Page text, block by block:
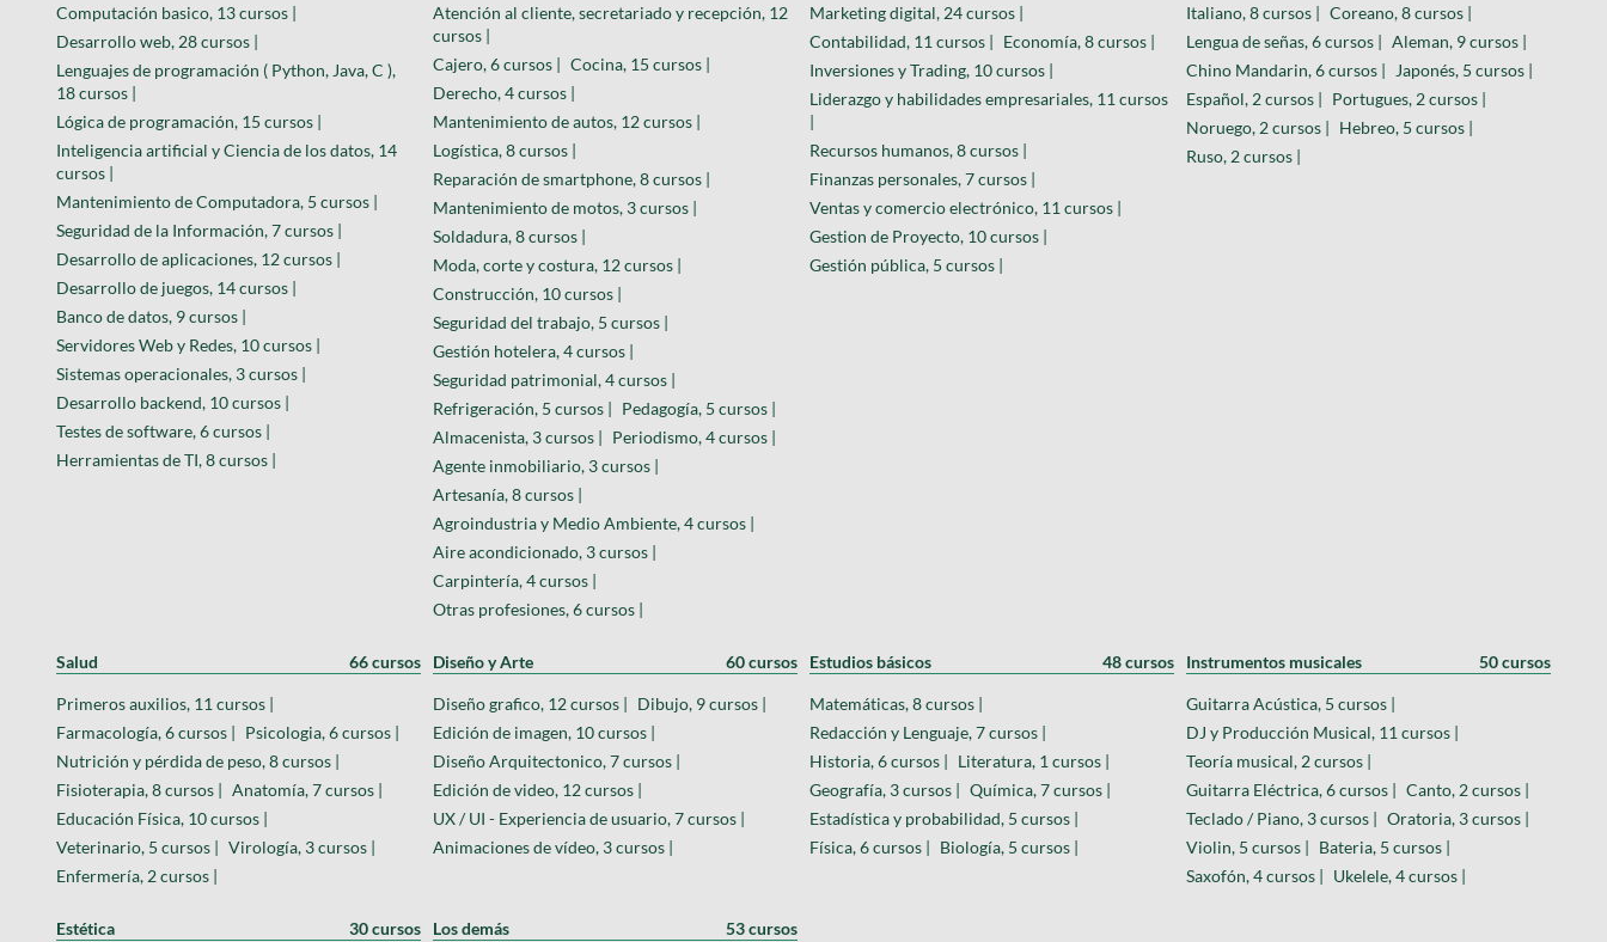
Computación basico, 13 cursos |
Desarrollo web, 28 cursos |
Lenguajes de programación ( Python, Java, C ),
18 cursos |
Lógica de programación, 15 cursos |
Inteligencia artificial y Ciencia de los datos, 14
cursos |
Mantenimiento de Computadora, 5 cursos |
Seguridad de la Información, 7 cursos |
Desarrollo de aplicaciones, 12 cursos |
Desarrollo de juegos, 14 cursos |
Banco de datos, 9 cursos |
Servidores Web y Redes, 10 cursos |
Sistemas operacionales, 3 cursos |
Desarrollo backend, 10 cursos |
Testes de software, 6 cursos |
Herramientas de TI, 8 cursos |
Atención al cliente, secretariado y recepción, 12
cursos |
Cajero, 6 cursos | Cocina, 15 cursos |
Derecho, 4 cursos |
Mantenimiento de autos, 12 cursos |
Logística, 8 cursos |
Reparación de smartphone, 8 cursos |
Mantenimiento de motos, 3 cursos |
Soldadura, 8 cursos |
Moda, corte y costura, 12 cursos |
Construcción, 10 cursos |
Seguridad del trabajo, 5 cursos |
Gestión hotelera, 4 cursos |
Seguridad patrimonial, 4 cursos |
Refrigeración, 5 cursos | Pedagogía, 5 cursos |
Almacenista, 3 cursos | Periodismo, 4 cursos |
Agente inmobiliario, 3 cursos |
Artesanía, 8 cursos |
Agroindustria y Medio Ambiente, 4 cursos |
Aire acondicionado, 3 cursos |
Carpintería, 4 cursos |
Otras profesiones, 6 cursos |
Marketing digital, 24 cursos |
Contabilidad, 11 cursos | Economía, 8 cursos |
Inversiones y Trading, 10 cursos |
Liderazgo y habilidades empresariales, 11 cursos
|
Recursos humanos, 8 cursos |
Finanzas personales, 7 cursos |
Ventas y comercio electrónico, 11 cursos |
Gestion de Proyecto, 10 cursos |
Gestión pública, 5 cursos |
Italiano, 8 cursos | Coreano, 8 cursos |
Lengua de señas, 6 cursos | Aleman, 9 cursos |
Chino Mandarin, 6 cursos |
Japonés, 5 cursos |
Español, 2 cursos | Portugues, 2 cursos |
Noruego, 2 cursos | Hebreo, 5 cursos |
Ruso, 2 cursos |
Salud 66 cursos
Primeros auxilios, 11 cursos |
Farmacología, 6 cursos | Psicologia, 6 cursos |
Nutrición y pérdida de peso, 8 cursos |
Fisioterapia, 8 cursos | Anatomía, 7 cursos |
Educación Física, 10 cursos |
Veterinario, 5 cursos | Virología, 3 cursos |
Enfermería, 2 cursos |
Diseño y Arte 60 cursos
Diseño grafico, 12 cursos | Dibujo, 9 cursos |
Edición de imagen, 10 cursos |
Diseño Arquitectonico, 7 cursos |
Edición de video, 12 cursos |
UX / UI - Experiencia de usuario, 7 cursos |
Animaciones de vídeo, 3 cursos |
Estudios básicos 48 cursos
Matemáticas, 8 cursos |
Redacción y Lenguaje, 7 cursos |
Historia, 6 cursos | Literatura, 1 cursos |
Geografía, 3 cursos | Química, 7 cursos |
Estadística y probabilidad, 5 cursos |
Física, 6 cursos | Biología, 5 cursos |
Instrumentos musicales 50 cursos
Guitarra Acústica, 5 cursos |
DJ y Producción Musical, 11 cursos |
Teoría musical, 2 cursos |
Guitarra Eléctrica, 6 cursos | Canto, 2 cursos |
Teclado / Piano, 3 cursos | Oratoria, 3 cursos |
Violin, 5 cursos | Bateria, 5 cursos |
Saxofón, 4 cursos | Ukelele, 4 cursos |
Estética 30 cursos Los demás 53 cursos